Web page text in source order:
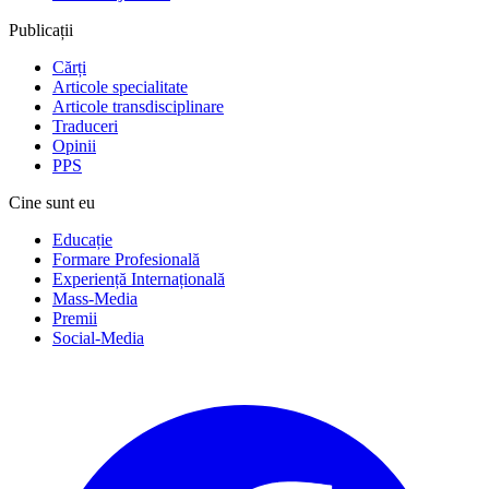
Publicații
Cărți
Articole specialitate
Articole transdisciplinare
Traduceri
Opinii
PPS
Cine sunt eu
Educație
Formare Profesională
Experiență Internațională
Mass-Media
Premii
Social-Media